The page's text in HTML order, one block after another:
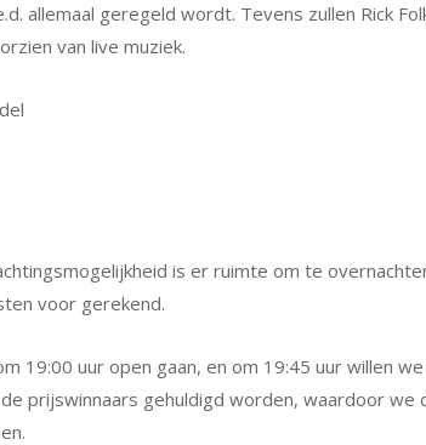
allemaal geregeld wordt. Tevens zullen Rick
van live muziek.
is er ruimte om te
voor gerekend.
19:00 uur open gaan, en om 19:45 uur willen
prijswinnaars gehuldigd worden, waardoor we